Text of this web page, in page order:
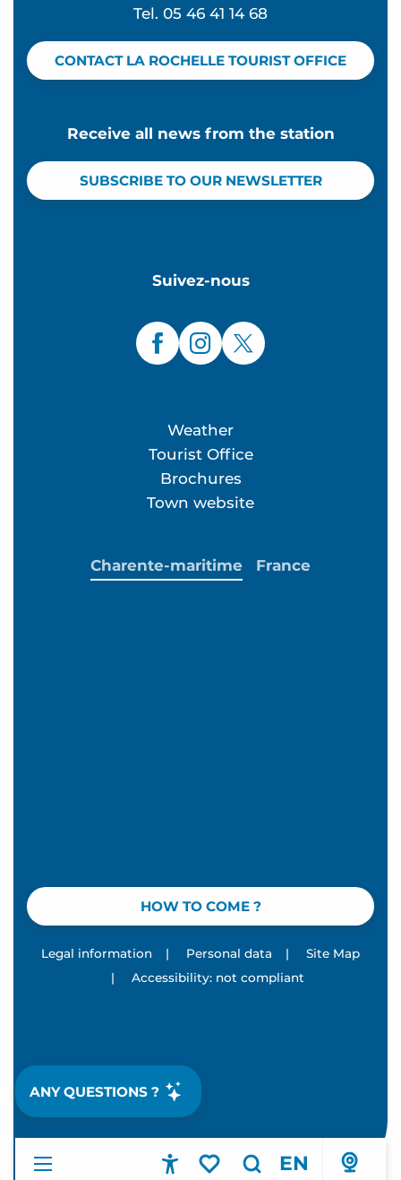
EN
ANY QUESTIONS ?
Tel. 05 46 41 14 68
CONTACT LA ROCHELLE TOURIST OFFICE
Receive all news from the station
SUBSCRIBE TO OUR NEWSLETTER
Suivez-nous
Weather
Tourist Office
Brochures
Town website
HOW TO COME ?
Charente-maritime France
Legal information | Personal data |
Site Map
|
Accessibility: not compliant